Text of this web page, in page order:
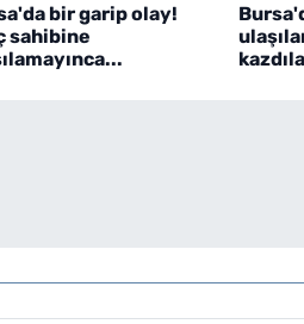
bir garip olay!
sahibine